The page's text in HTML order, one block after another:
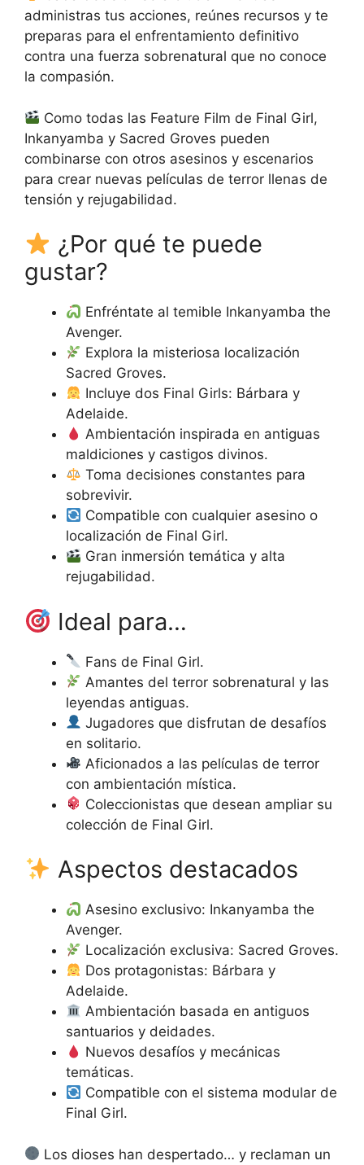
administras tus acciones, reúnes recursos y te
preparas para el enfrentamiento definitivo
contra una fuerza sobrenatural que no conoce
la compasión.
Como todas las Feature Film de Final Girl,
Inkanyamba y Sacred Groves pueden
combinarse con otros asesinos y escenarios
para crear nuevas películas de terror llenas de
tensión y rejugabilidad.
¿Por qué te puede
gustar?
Enfréntate al temible Inkanyamba the
Avenger.
Explora la misteriosa localización
Sacred Groves.
Incluye dos Final Girls: Bárbara y
Adelaide.
Ambientación inspirada en antiguas
maldiciones y castigos divinos.
Toma decisiones constantes para
sobrevivir.
Compatible con cualquier asesino o
localización de Final Girl.
Gran inmersión temática y alta
rejugabilidad.
Ideal para…
Fans de Final Girl.
Amantes del terror sobrenatural y las
leyendas antiguas.
Jugadores que disfrutan de desafíos
en solitario.
Aficionados a las películas de terror
con ambientación mística.
Coleccionistas que desean ampliar su
colección de Final Girl.
Aspectos destacados
Asesino exclusivo: Inkanyamba the
Avenger.
Localización exclusiva: Sacred Groves.
Dos protagonistas: Bárbara y
Adelaide.
Ambientación basada en antiguos
santuarios y deidades.
Nuevos desafíos y mecánicas
temáticas.
Compatible con el sistema modular de
Final Girl.
Los dioses han despertado… y reclaman un